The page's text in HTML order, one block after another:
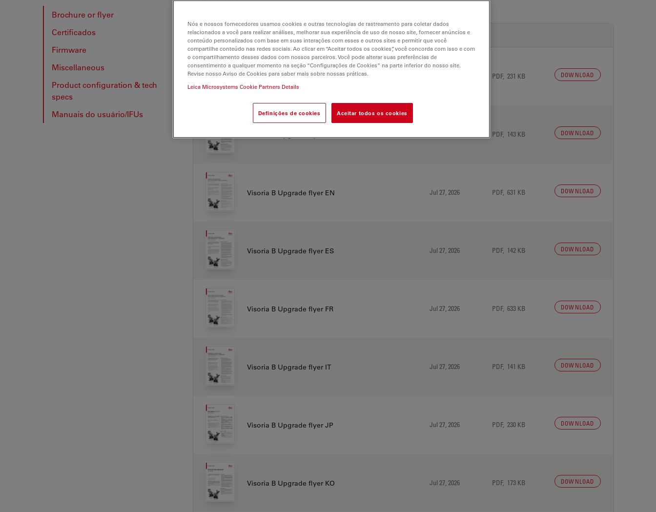
Brochure or flyer
Certificados
Firmware
Miscellaneous
Product configuration & tech
specs
Manuais do usuário/IFUs
BROCHURE OR FLYER
Visoria B Upgrade flyer CN PDF, 231 KB DOWNLOAD
PDF, 143 KB DOWNLOAD
Visoria B Upgrade flyer EN Jul 27, 2026 PDF, 631 KB DOWNLOAD
Visoria B Upgrade flyer ES Jul 27, 2026 PDF, 142 KB DOWNLOAD
Visoria B Upgrade flyer FR Jul 27, 2026 PDF, 633 KB DOWNLOAD
Visoria B Upgrade flyer IT Jul 27, 2026 PDF, 141 KB DOWNLOAD
Visoria B Upgrade flyer JP Jul 27, 2026 PDF, 230 KB DOWNLOAD
Visoria B Upgrade flyer KO Jul 27, 2026 PDF, 173 KB DOWNLOAD
Nós e nossos fornecedores usamos cookies e outras tecnologias de rastreamento para coletar dados
relacionados a você para realizar análises, melhorar sua experiência de uso de nosso site, fornecer anúncios e
conteúdo personalizados com base em suas interações com esses e outros sites e permitir que você
compartilhe conteúdo nas redes sociais. Ao clicar em “Aceitar todos os cookies”, você concorda com isso e com
o compartilhamento desses dados com nossos parceiros. Você pode alterar suas preferências de
consentimento a qualquer momento na seção “Configurações de Cookies” na parte inferior do nosso site.
Revise nosso Aviso de Cookies para saber mais sobre nossas práticas.
Leica Microsystems Cookie Partners Details
Definições de cookies Aceitar todos os cookies